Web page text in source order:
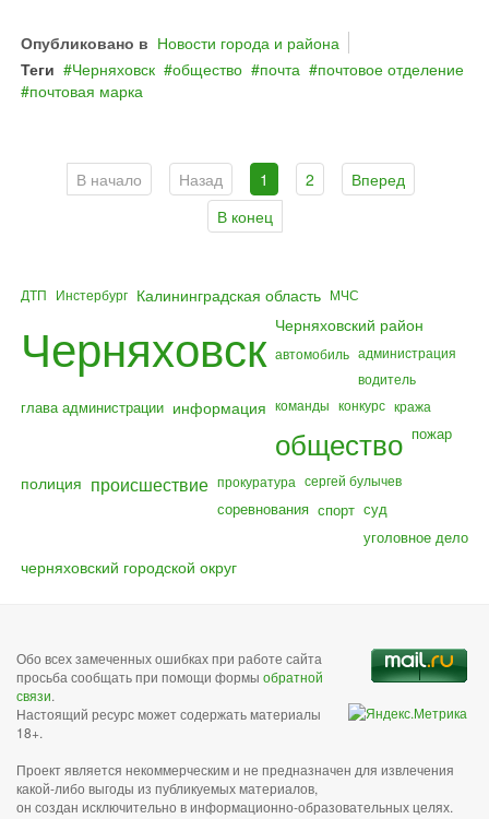
Опубликовано в Новости города и района
Теги
Черняховск общество почта
почтовое отделение
почтовая марка
В начало Назад 1 2
Вперед
В конец
ДТП Инстербург Калининградская область МЧС
Черняховск Черняховский район
автомобиль администрация
водитель
глава администрации информация команды конкурс кража
общество пожар
полиция происшествие прокуратура сергей булычев
соревнования спорт суд
уголовное дело
черняховский городской округ
Обо всех замеченных ошибках при работе сайта
просьба сообщать при помощи формы обратной
связи.
Настоящий ресурс может содержать материалы
18+.
Проект является некоммерческим и не предназначен для извлечения
какой-либо выгоды из публикуемых материалов,
он создан исключительно в информационно-образовательных целях.